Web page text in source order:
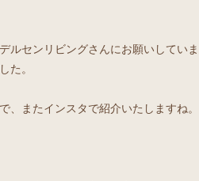
ルセンリビングさんにお願いしてい
た。
、またインスタで紹介いたしますね。